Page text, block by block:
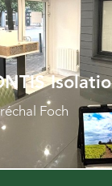
Foch